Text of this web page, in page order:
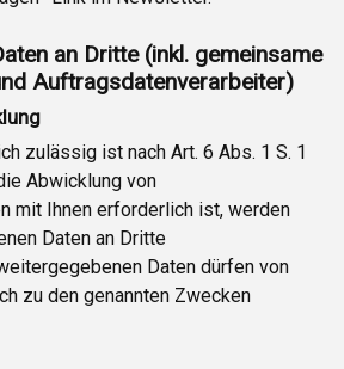
an Dritte (inkl. gemeinsame
Auftragsdatenverarbeiter)
zulässig ist nach Art. 6 Abs. 1 S. 1
Abwicklung von
mit Ihnen erforderlich ist, werden
Daten an Dritte
Daten dürfen von
zu den genannten Zwecken